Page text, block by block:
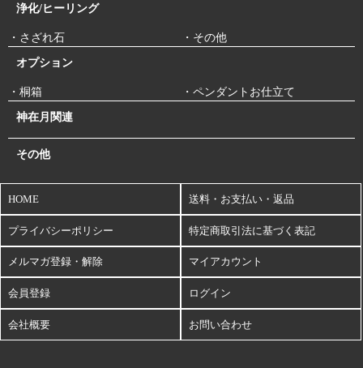
浄化/ヒーリング
・さざれ石 ・その他
オプション
・桐箱 ・ペンダントお仕立て
神在月関連
その他
HOME 送料・お支払い・返品
プライバシーポリシー 特定商取引法に基づく表記
メルマガ登録・解除 マイアカウント
会員登録 ログイン
会社概要 お問い合わせ